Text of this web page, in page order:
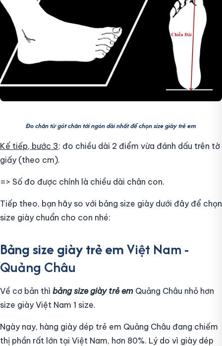
Đo chân từ gót chân tới ngón dài nhất để chọn size giày trẻ em
Kế tiếp, bước 3: đo chiều dài 2 điểm vừa đánh dấu trên tờ
giấy (theo cm).
=> Số đo được chính là chiều dài chân con.
Tiếp theo, bạn hãy so với bảng size giày dưới đây để chọn
size giày chuẩn cho con nhé:
Bảng size giày trẻ emViệt Nam -
Quảng Châu
Về cơ bản thì bảng size giày trẻ em Quảng Châu nhỏ hơn
size giày Việt Nam 1 size.
Ngày nay, hàng giày dép trẻ em Quảng Châu đang chiếm
thị phần rất lớn tại Việt Nam, hơn 80%. Lý do vì giày dép